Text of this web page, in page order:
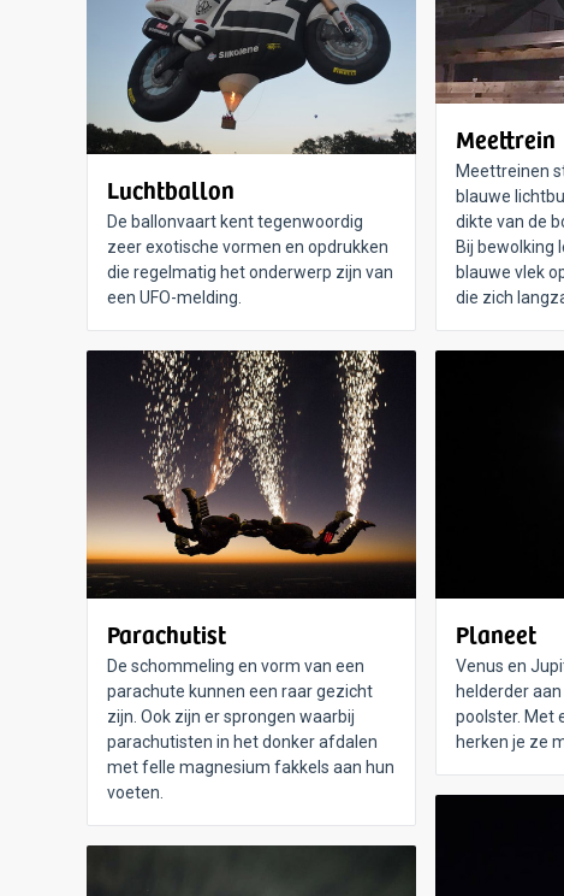
Luchtballon
De ballonvaart kent tegenwoordig
zeer exotische vormen en opdrukken
die regelmatig het onderwerp zijn van
een UFO-melding.
Parachutist
De schommeling en vorm van een
parachute kunnen een raar gezicht
zijn. Ook zijn er sprongen waarbij
parachutisten in het donker afdalen
met felle magnesium fakkels aan hun
voeten.
Meettrein
Meettreinen
blauwe
dikte van de
Bij bewolking
blauwe vlek
die zich
Planeet
Venus en
helderder
poolster. Met
herken je ze